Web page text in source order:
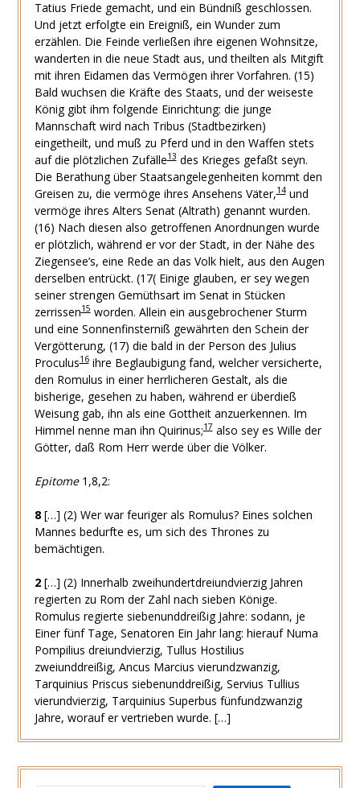
Tatius Friede gemacht, und ein Bündniß geschlossen.
Und jetzt erfolgte ein Ereigniß, ein Wunder zum
erzählen. Die Feinde verließen ihre eigenen Wohnsitze,
wanderten in die neue Stadt aus, und theilten als Mitgift
mit ihren Eidamen das Vermögen ihrer Vorfahren. (15)
Bald wuchsen die Kräfte des Staats, und der weiseste
König gibt ihm folgende Einrichtung: die junge
Mannschaft wird nach Tribus (Stadtbezirken)
eingetheilt, und muß zu Pferd und in den Waffen stets
auf die plötzlichen Zufälle13des Krieges gefaßt seyn.
Die Berathung über Staatsangelegenheiten kommt den
Greisen zu, die vermöge ihres Ansehens Väter,14und
vermöge ihres Alters Senat (Altrath) genannt wurden.
(16) Nach diesen also getroffenen Anordnungen wurde
er plötzlich, während er vor der Stadt, in der Nähe des
Ziegensee’s, eine Rede an das Volk hielt, aus den Augen
derselben entrückt. (17( Einige glauben, er sey wegen
seiner strengen Gemüthsart im Senat in Stücken
zerrissen15worden. Allein ein ausgebrochener Sturm
und eine Sonnenfinsterniß gewährten den Schein der
Vergötterung, (17) die bald in der Person des Julius
Proculus16ihre Beglaubigung fand, welcher versicherte,
den Romulus in einer herrlicheren Gestalt, als die
bisherige, gesehen zu haben, während er überdieß
Weisung gab, ihn als eine Gottheit anzuerkennen. Im
Himmel nenne man ihn Quirinus;17also sey es Wille der
Götter, daß Rom Herr werde über die Völker.
Epitome1,8,2:
8[…] (2) Wer war feuriger als Romulus? Eines solchen
Mannes bedurfte es, um sich des Thrones zu
bemächtigen.
2[…] (2) Innerhalb zweihundertdreiundvierzig Jahren
regierten zu Rom der Zahl nach sieben Könige.
Romulus regierte siebenunddreißig Jahre: sodann, je
Einer fünf Tage, Senatoren Ein Jahr lang: hierauf Numa
Pompilius dreiundvierzig, Tullus Hostilius
zweiunddreißig, Ancus Marcius vierundzwanzig,
Tarquinius Priscus siebenunddreißig, Servius Tullius
vierundvierzig, Tarquinius Superbus fünfundzwanzig
Jahre, worauf er vertrieben wurde. […]